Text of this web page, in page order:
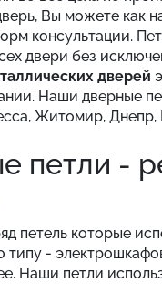
Вы можете как
консультации.
двери без
дверей
Наши дверные
Житомир,
петли -
петель которые
типу -
Наши петли